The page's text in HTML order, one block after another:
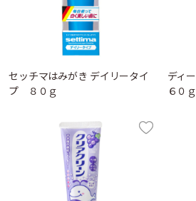
セッチマはみがき デイリータイ
プ ８０ｇ
ディ
６０ｇ